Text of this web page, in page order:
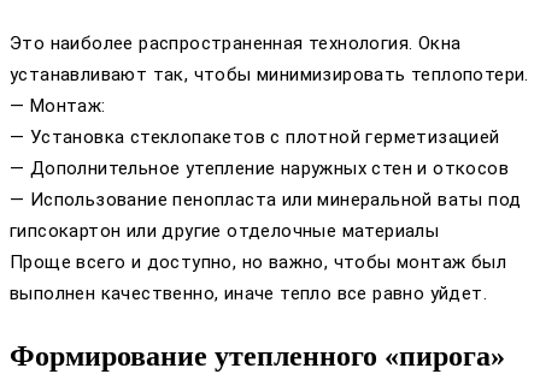
Это наиболее распространенная технология. Окна
устанавливают так, чтобы минимизировать теплопотери.
— Монтаж:
— Установка стеклопакетов с плотной герметизацией
— Дополнительное утепление наружных стен и откосов
— Использование пенопласта или минеральной ваты под
гипсокартон или другие отделочные материалы
Проще всего и доступно, но важно, чтобы монтаж был
выполнен качественно, иначе тепло все равно уйдет.
Формирование утепленного «пирога»